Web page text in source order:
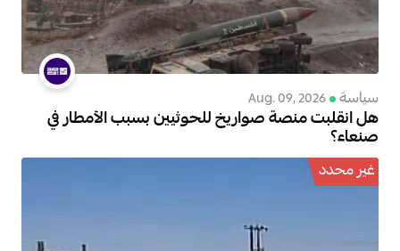
سياسة Aug. 09, 2026
هل انقلبت منصة صواريخ للحوثيين بسبب الأمطار في
صنعاء؟
غير محدد